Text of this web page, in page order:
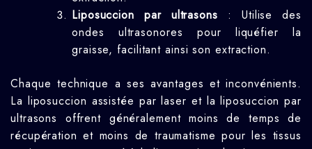
Liposuccion par ultrasons : Utilise des
ondes ultrasonores pour liquéfier la
graisse, facilitant ainsi son extraction.
Chaque technique a ses avantages et inconvénients.
La liposuccion assistée par laser et la liposuccion par
ultrasons offrent généralement moins de temps de
récupération et moins de traumatisme pour les tissus